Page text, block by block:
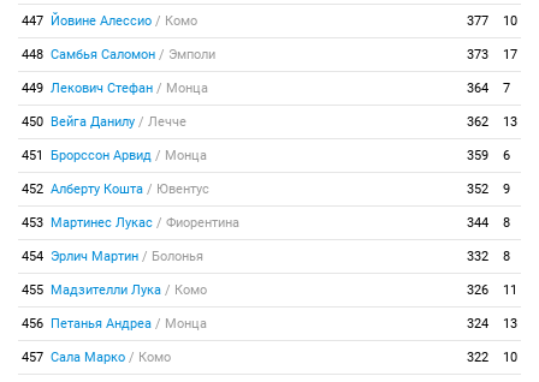
447 Йовине Алессио / Комо 377 10
448 Самбья Саломон / Эмполи 373 17
449 Лекович Стефан / Монца 364 7
450 Вейга Данилу / Лечче 362 13
451 Брорссон Арвид / Монца 359 6
452 Алберту Кошта / Ювентус 352 9
453 Мартинес Лукас / Фиорентина 344 8
454 Эрлич Мартин / Болонья 332 8
455 Мадзителли Лука / Комо 326 11
456 Петанья Андреа / Монца 324 13
457 Сала Марко / Комо 322 10